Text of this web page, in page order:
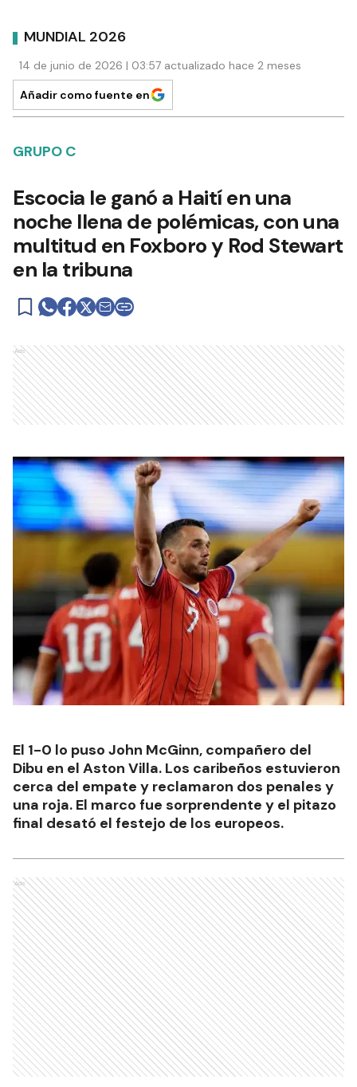
MUNDIAL 2026
14 de junio de 2026 | 03:57 actualizado hace 2 meses
Añadir como fuente en
GRUPO C
Escocia le ganó a Haití en una
noche llena de polémicas, con una
multitud en Foxboro y Rod Stewart
en la tribuna
Ads
El 1-0 lo puso John McGinn, compañero del
Dibu en el Aston Villa. Los caribeños estuvieron
cerca del empate y reclamaron dos penales y
una roja. El marco fue sorprendente y el pitazo
final desató el festejo de los europeos.
Ads